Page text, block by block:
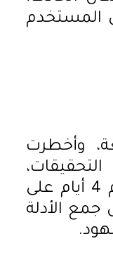
المستخدم
وأخطرت
حيث قررت حبس المتهم 4 أيام على
جمع الأدلة